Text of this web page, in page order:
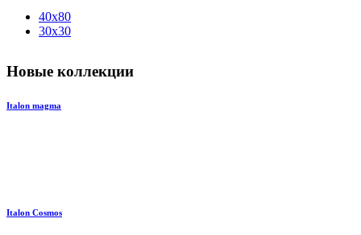
40x80
30x30
Новые коллекции
Italon magma
Italon Cosmos